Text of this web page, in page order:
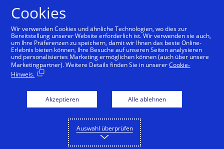
Cookies
Wir verwenden Cookies und ähnliche Technologien, wo dies zur
Bereitstellung unserer Website erforderlich ist. Wir verwenden sie auch,
um Ihre Präferenzen zu speichern, damit wir Ihnen das beste Online-
Erlebnis bieten können, Ihre Besuche auf unseren Seiten analysieren
und personalisiertes Marketing ermöglichen können (auch über unsere
Marketingpartner). Weitere Details finden Sie in unsererCookie-
Hinweis.
Akzeptieren Alle ablehnen
Auswahl überprüfen